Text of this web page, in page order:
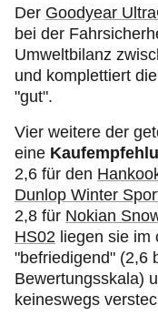
Der Goodyear
bei der
Umweltbilanz
und komplettiert
"gut".
Vier weitere der
eine
2,6 für den
Dunlop Winter
2,8 für Nokian
HS02 liegen sie
"befriedigend" (2,6
Bewertungsskala)
keineswegs